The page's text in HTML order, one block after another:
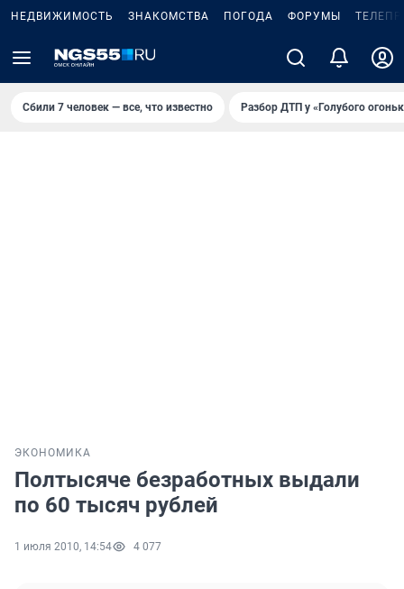
НЕДВИЖИМОСТЬ ЗНАКОМСТВА ПОГОДА ФОРУМЫ
Сбили 7 человек — все, что известно Разбор ДТП у «Голубого
ЭКОНОМИКА
Полтысяче безработных выдали
по 60 тысяч рублей
1 июля 2010, 14:54 4 077